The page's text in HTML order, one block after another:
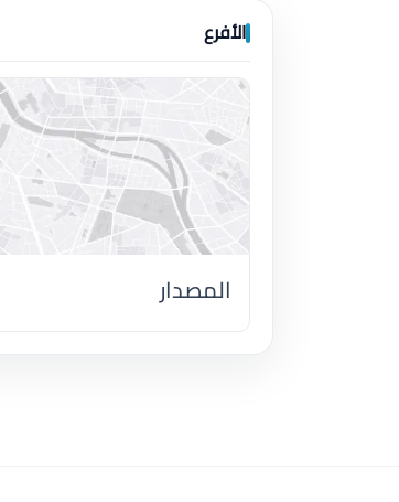
الأفرع
المصدار